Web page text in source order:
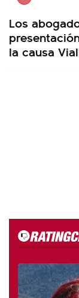
Los
la causa